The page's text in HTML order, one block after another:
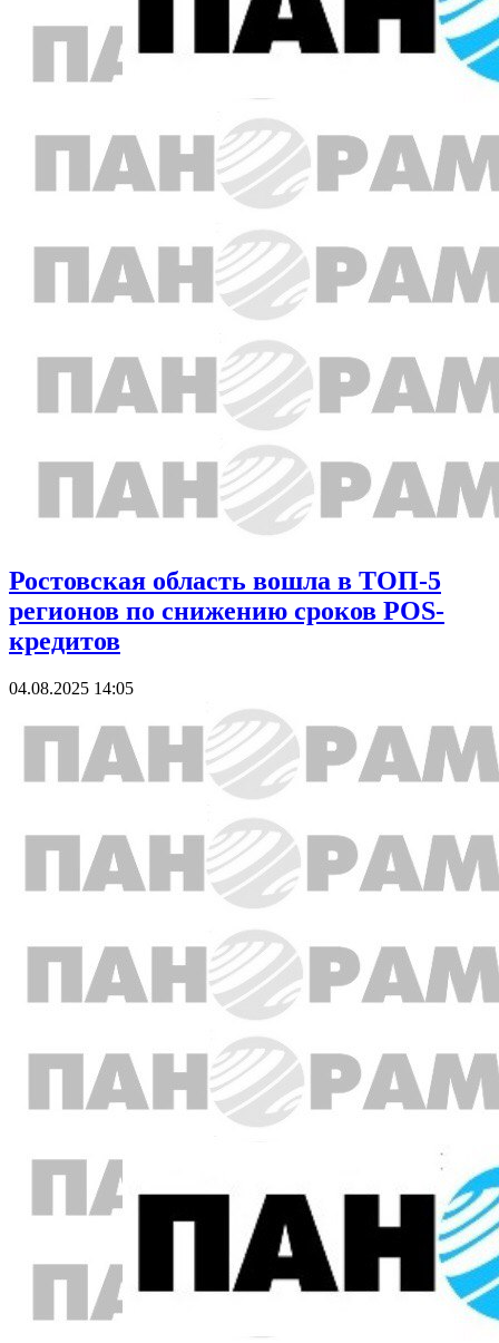
Ростовская область вошла в ТОП-5
регионов по снижению сроков POS-
кредитов
04.08.2025 14:05